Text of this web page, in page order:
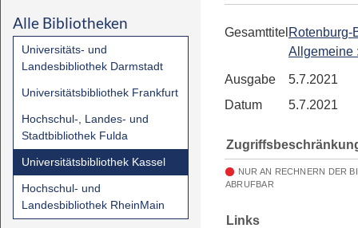
Alle Bibliotheken
Universitäts- und
Landesbibliothek Darmstadt
Universitätsbibliothek Frankfurt
Hochschul-, Landes- und
Stadtbibliothek Fulda
Universitätsbibliothek Kassel
Hochschul- und
Landesbibliothek RheinMain
Gesamttitel Rotenburg-
Allgemeine
Ausgabe
5.7.2021
Datum
5.7.2021
NUR AN RECHNERN DER
ABRUFBAR
Links